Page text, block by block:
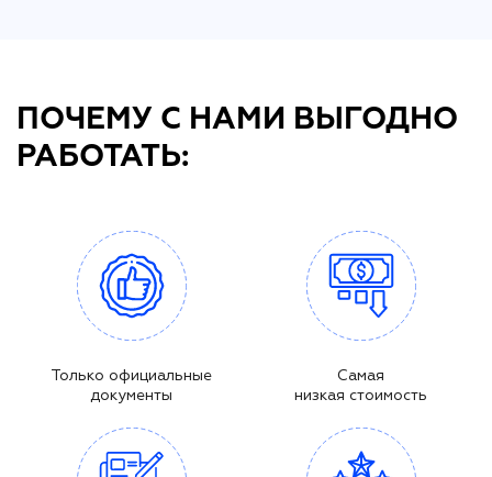
ПОЧЕМУ С НАМИ ВЫГОДНО
РАБОТАТЬ:
Только официальные
документы
Самая
низкая стоимость